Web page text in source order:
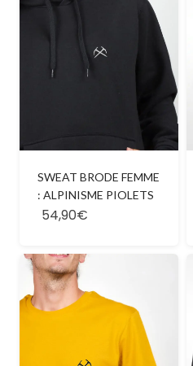
SWEAT BRODE FEMME
: ALPINISME PIOLETS
54,90€